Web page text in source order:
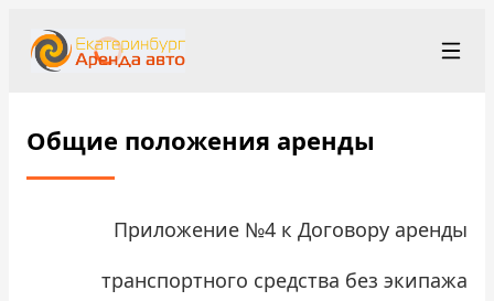
rent@ekaterinburgrentacar.ru
Екатеринбург
Условия аренды
Парк автомобилей
Общие положения аренды
Приложение №4 к Договору аренды
транспортного средства без экипажа